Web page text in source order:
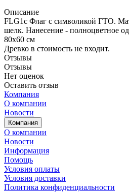
Описание
FLG1c Флаг с символикой ГТО.
шелк. Нанесение - полноцветное
80х60 см
Древко в стоимость не входит.
Отзывы
Отзывы
Нет оценок
Оставить отзыв
Компания
О компании
Новости
Компания
О компании
Новости
Информация
Помощь
Условия оплаты
Условия доставки
Политика конфиденциальности